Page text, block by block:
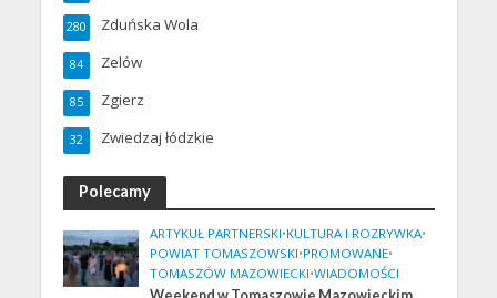
Zduńska Wola
280
Zelów
84
Zgierz
85
Zwiedzaj łódzkie
32
Polecamy
ARTYKUŁ PARTNERSKI•KULTURA I ROZRYWKA•
POWIAT TOMASZOWSKI•PROMOWANE•
TOMASZÓW MAZOWIECKI•WIADOMOŚCI